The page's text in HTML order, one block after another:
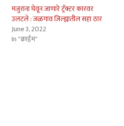
मजुरांना घेवून जाणारे ट्रॅक्टर कारवर
उलटले : जळगाव जिल्ह्यातील सहा ठार
June 3, 2022
In "क्राईम"